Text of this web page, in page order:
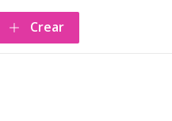
Crear